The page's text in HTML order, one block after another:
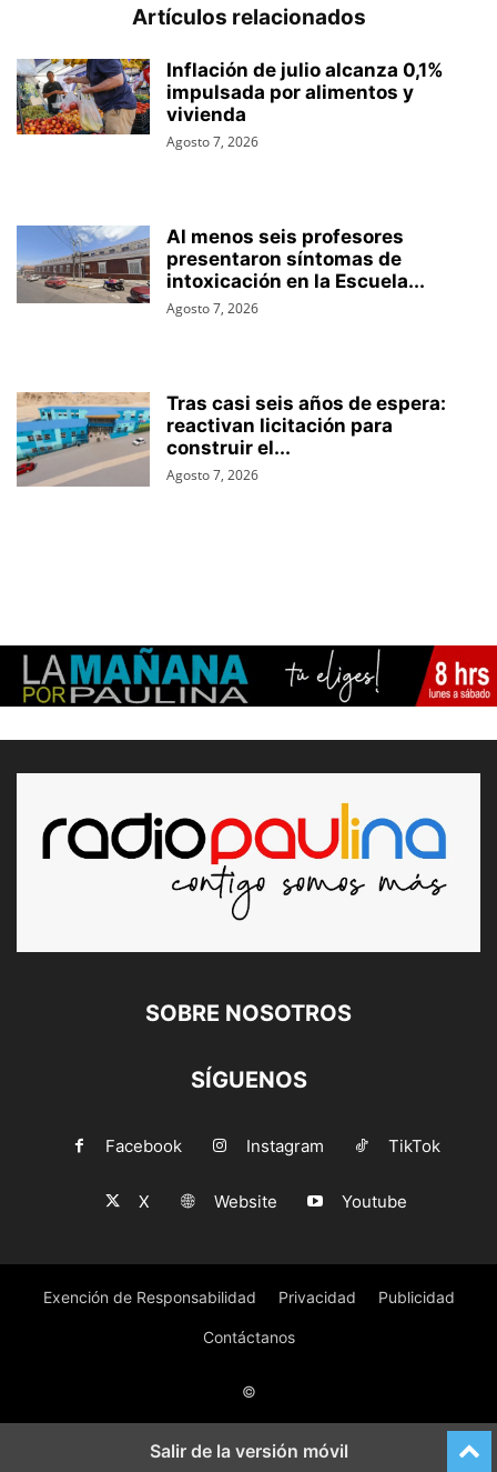
Artículos relacionados
Inflación de julio alcanza 0,1%
impulsada por alimentos y
vivienda
Agosto 7, 2026
Al menos seis profesores
presentaron síntomas de
intoxicación en la Escuela...
Agosto 7, 2026
Tras casi seis años de espera:
reactivan licitación para
construir el...
Agosto 7, 2026
SOBRE NOSOTROS
SÍGUENOS
Facebook Instagram TikTok
X Website Youtube
Exención de Responsabilidad Privacidad Publicidad
Contáctanos
©
Salir de la versión móvil